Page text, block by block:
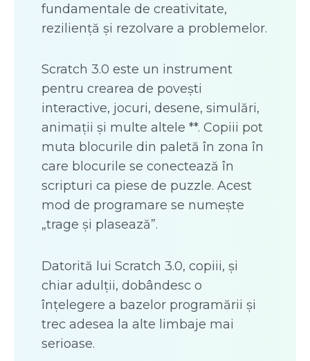
fundamentale de creativitate,
reziliență și rezolvare a problemelor.
Scratch 3.0 este un instrument
pentru crearea de povești
interactive, jocuri, desene, simulări,
animații și multe altele **. Copiii pot
muta blocurile din paletă în zona în
care blocurile se conectează în
scripturi ca piese de puzzle. Acest
mod de programare se numește
„trage și plasează”.
Datorită lui Scratch 3.0, copiii, și
chiar adulții, dobândesc o
înțelegere a bazelor programării și
trec adesea la alte limbaje mai
serioase.